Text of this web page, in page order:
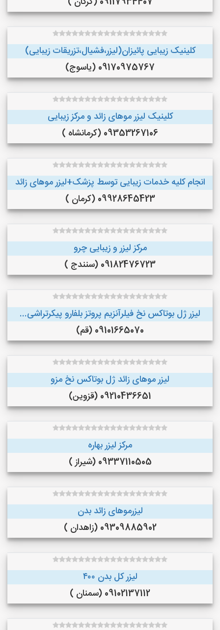
کلینیک زیبایی پائیزان(لیزر،فشیال،تزریقات زیبایی)
09170975767 (یاسوج)
کلینیک لیزر موهای زائد و مرکز زیبایی
09353267106 (کرمانشاه )
انجام کلیه خدمات زیبایی توسط پزشک+لیزر موهای زائد
09928645423 (کرمان )
مرکز لیزر و زیبایی چرو
09182476723 (سنندج )
لیزر ژل بوتاکس نخ فیلرآنزیم پروتز بلفارو پیکرتراشی...
09101665070 (قم)
لیزر موهای زائد ژل بوتاکس نخ مزو
09210436651 (قزوین)
مرکز لیزر بهاره
09337110505 (شیراز )
لیزرموهای زائد بدن
09309885902 (زاهدان )
لیزر کل بدن ۴۰۰
09102137112 (سمنان )